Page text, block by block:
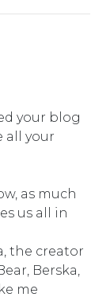
your blog
all your
as much
us all in
the creator
Berska,
me